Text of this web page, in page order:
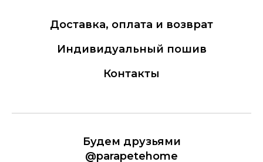
Доставка, оплата и возврат
Индивидуальный пошив
Контакты
Будем друзьями
@parapetehome